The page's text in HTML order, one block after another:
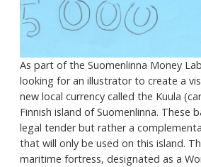
As part of the Suomenlinna Money
looking for an illustrator to create a
new local currency called the Kuula
Finnish island of Suomenlinna. These
legal tender but rather a
that will only be used on this island.
maritime fortress, designated as a